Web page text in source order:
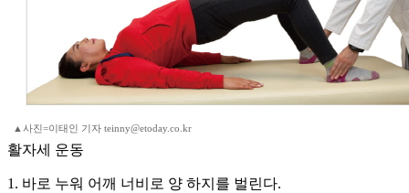
▲사진=이태인 기자 teinny@etoday.co.kr
활자세 운동
1. 바로 누워 어깨 너비로 양 하지를 벌린다.